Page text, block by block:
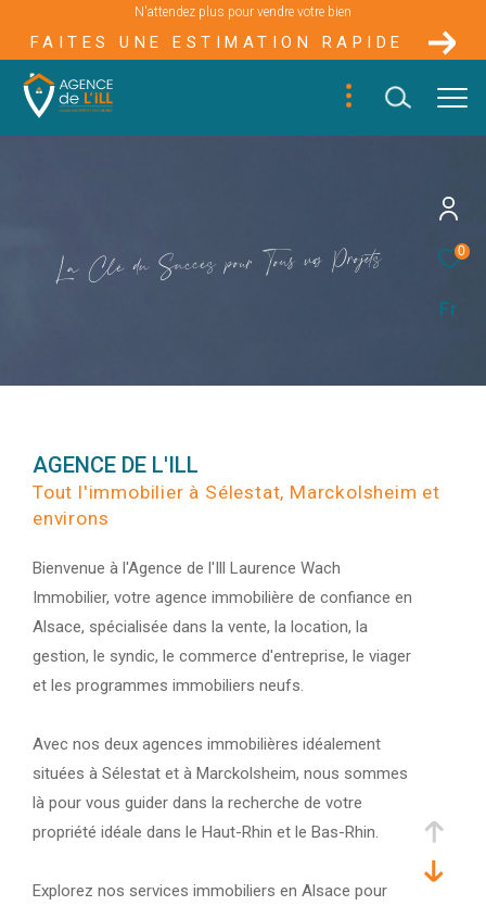
N'attendez plus pour vendre votre bien
FAITES UNE ESTIMATION RAPIDE
0
Fr
La Clé du Succès pou Tous vos Projets
AGENCE DE L'ILL
Tout l'immobilier à Sélestat, Marckolsheim et
environs
Bienvenue à l'Agence de l'Ill Laurence Wach
Immobilier, votre agence immobilière de confiance en
Alsace, spécialisée dans la vente, la location, la
gestion, le syndic, le commerce d'entreprise, le viager
et les programmes immobiliers neufs.
Avec nos deux agences immobilières idéalement
situées à Sélestat et à Marckolsheim, nous sommes
là pour vous guider dans la recherche de votre
propriété idéale dans le Haut-Rhin et le Bas-Rhin.
Explorez nos services immobiliers en Alsace pour